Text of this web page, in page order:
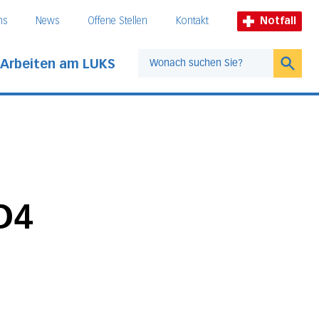
News Offene Stellen Kontakt Notfall
Arbeiten am LUKS